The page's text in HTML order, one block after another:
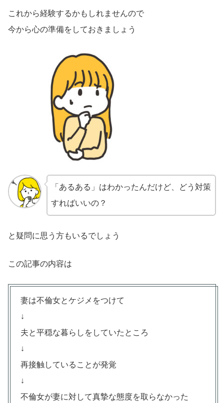
これから経験するかもしれませんので
今から心の準備をしておきましょう
「あるある」はわかったんだけど、どう対策
すればいいの？
と疑問に思う方もいるでしょう
この記事の内容は
妻は不倫女とケジメをつけて
↓
夫と平穏な暮らしをしていたところ
↓
再接触していることが発覚
↓
不倫女が妻に対して真摯な態度を取らなかった